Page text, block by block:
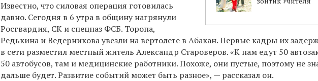
Известно, что силовая операция готовилась
давно. Сегодня в 6 утра в общину нагрянули
Росгвардия, СК и спецназ ФСБ. Торопа,
Редькина и Ведерникова увезли на вертолете в Абакан. Первые кадры их
в сети разместил местный житель Александр Староверов. «К нам едут 50
50 автобусов, там и медицинские работники. Похоже, они пустые, поэтому не
дальше будет. Развитие событий может быть разное», — рассказал он.